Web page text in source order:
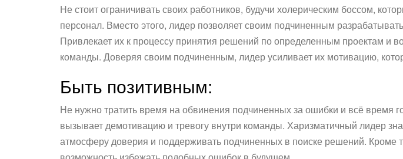
Не стоит ограничивать своих работников, будучи холерическим боссом,
персонал. Вместо этого, лидер позволяет своим подчиненным
Привлекает их к процессу принятия решений по определенным проектам и
команды. Доверяя своим подчиненным, лидер усиливает их мотивацию,
Быть позитивным:
Не нужно тратить время на обвинения подчиненных за ошибки и всё время
вызывает демотивацию и тревогу внутри команды. Харизматичный лидер
атмосферу доверия и поддерживать подчиненных в поиске решений. Кроме